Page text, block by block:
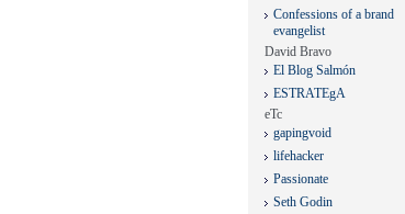
Confessions of a brand
evangelist
David Bravo
El Blog Salmón
ESTRATEgA
eTc
gapingvoid
lifehacker
Passionate
Seth Godin